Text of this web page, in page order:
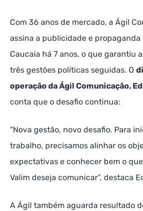
Com 36 anos de mercado, a Ágil
assina a publicidade e
Caucaia há 7 anos, o que garantiu
três gestões políticas seguidas. O
operação da Ágil Comunicação,
conta que o desafio continua:
“Nova gestão, novo desafio. Para
trabalho, precisamos alinhar os
expectativas e conhecer bem o
Valim deseja comunicar”, destaca
A Ágil também aguarda resultado